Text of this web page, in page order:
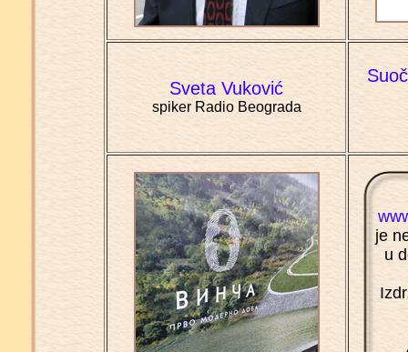
Sveta Vuković
spiker Radio Beograda
je
u